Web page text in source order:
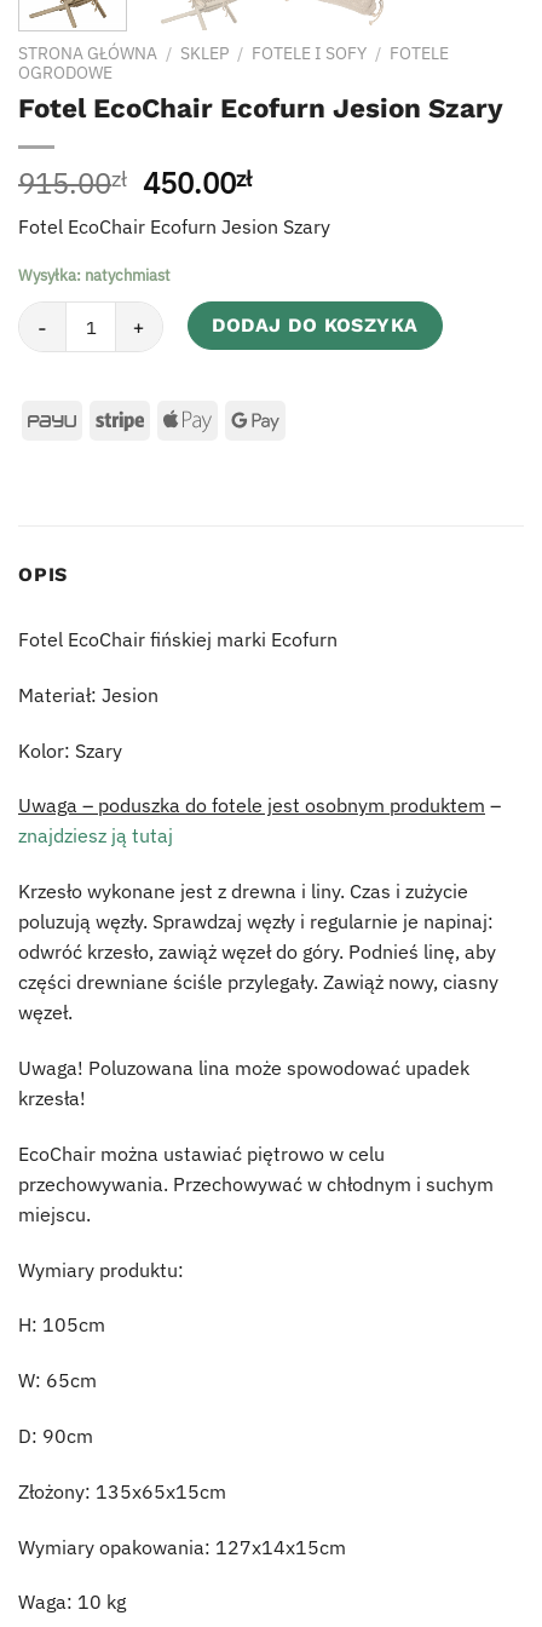
STRONA GŁÓWNA / SKLEP / FOTELE I SOFY / FOTELE
OGRODOWE
Fotel EcoChair Ecofurn Jesion Szary
915.00zł Pierwotna
cena
wynosiła:
915.00zł.
450.00złAktualna
cena
wynosi:
Fotel EcoChair Ecofurn Jesion Szary
Wysyłka: natychmiast
ilość Fotel EcoChair Ecofurn Jesion Szary
DODAJ DO KOSZYKA
OPIS
Fotel EcoChair fińskiej marki Ecofurn
Materiał: Jesion
Kolor: Szary
Uwaga – poduszka do fotele jest osobnym produktem –
znajdziesz ją tutaj
Krzesło wykonane jest z drewna i liny. Czas i zużycie
poluzują węzły. Sprawdzaj węzły i regularnie je napinaj:
odwróć krzesło, zawiąż węzeł do góry. Podnieś linę, aby
części drewniane ściśle przylegały. Zawiąż nowy, ciasny
węzeł.
Uwaga! Poluzowana lina może spowodować upadek
krzesła!
EcoChair można ustawiać piętrowo w celu
przechowywania. Przechowywać w chłodnym i suchym
miejscu.
Wymiary produktu:
H: 105cm
W: 65cm
D: 90cm
Złożony: 135x65x15cm
Wymiary opakowania: 127x14x15cm
Waga: 10 kg